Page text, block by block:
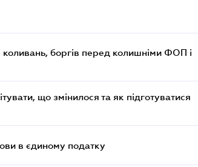
боргів перед колишніми ФОП і
що змінилося та як підготуватися
в єдиному податку